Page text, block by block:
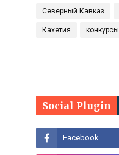
Северный Кавказ
Кахетия конкурсы
Social Plugin